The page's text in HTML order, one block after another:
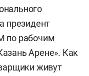
президент
по рабочим
Арене». Как
живут